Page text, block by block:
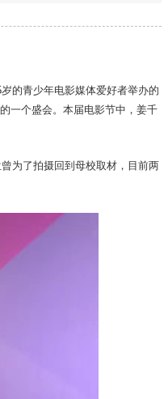
的青少年电影媒体爱好者举办的
一个盛会。本届电影节中，姜千
为了拍摄回到母校取材，目前两